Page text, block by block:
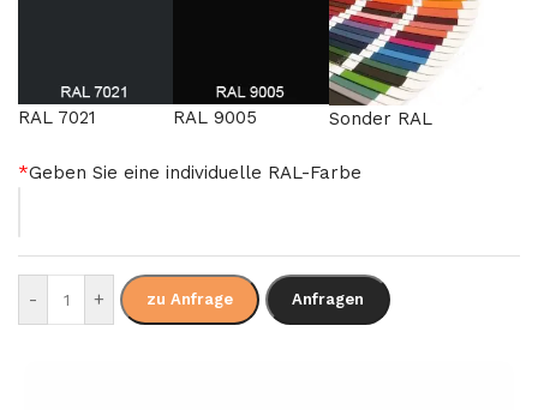
RAL 7021 RAL 9005 Sonder RAL
*Geben Sie eine individuelle RAL-Farbe
- + zu Anfrage Anfragen